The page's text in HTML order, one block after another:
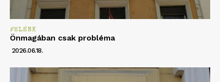
FELÉNK
Önmagában csak probléma
2026.06.18.